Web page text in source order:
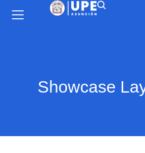
Showcase